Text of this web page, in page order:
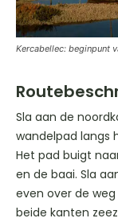
Kercabellec: beginpunt
Sla aan de
wandelpad langs
Het pad buigt
en de baai. Sla
even over de
beide kanten